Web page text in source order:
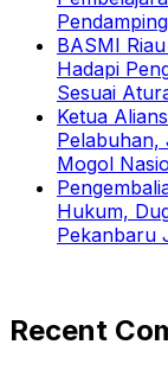
BASMI
Hadapi
Sesuai
Ketua
Pelabuhan,
Mogol
Hukum,
Pekanbaru
Recent